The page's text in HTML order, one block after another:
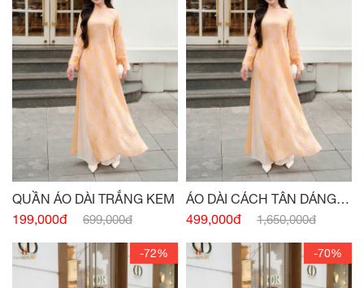
QUẦN ÁO DÀI TRẮNG KEM
199,000đ
699,000đ
ÁO DÀI CÁCH TÂN DÁNG
XUÔNG CỔ 3 PHÂN CAM
499,000đ 1,650,000đ
-72% -70%